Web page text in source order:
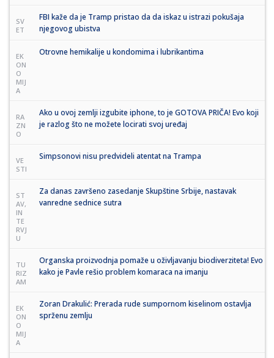
SV
ET
FBI kaže da je Tramp pristao da da iskaz u istrazi pokušaja
njegovog ubistva
EK
ON
O
MIJ
A
Otrovne hemikalije u kondomima i lubrikantima
RA
ZN
O
Ako u ovoj zemlji izgubite iphone, to je GOTOVA PRIČA! Evo koji
je razlog što ne možete locirati svoj uređaj
VE
STI
Simpsonovi nisu predvideli atentat na Trampa
ST
AV,
IN
TE
RVJ
U
Za danas završeno zasedanje Skupštine Srbije, nastavak
vanredne sednice sutra
TU
RIZ
AM
Organska proizvodnja pomaže u oživljavanju biodiverziteta! Evo
kako je Pavle rešio problem komaraca na imanju
EK
ON
O
MIJ
A
Zoran Drakulić: Prerada rude sumpornom kiselinom ostavlja
sprženu zemlju